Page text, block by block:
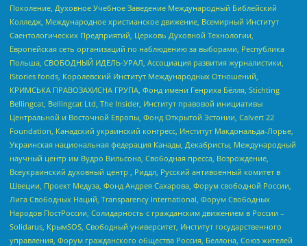
Поколение, Духовное Учебное Заведение Международный Библейский
Колледж, Международное христианское движение, Всемирный Институт
Саентологических Предприятий, Церковь Духовной Технологии,
Европейская сеть организаций по наблюдению за выборами, Республика
Польша, СВОБОДНЫЙ ИДЕЛЬ-УРАЛ, Ассоциация развития журналистики,
IStories fonds, Королевский Институт Международных Отношений,
КРИМСЬКА ПРАВОЗАХИСНА ГРУПА, Фонд имени Генриха Бёлля, Stichting
Bellingcat, Bellingcat Ltd, The Insider, Институт правовой инициативы
Центральной и Восточной Европы, Фонд Открытой Эстонии, Calvert 22
Foundation, Канадский украинский конгресс, Институт Макдональда-Лорье,
Украинская национальная федерация Канады, Декабристы, Международный
научный центр им Вудро Вильсона, Свободная пресса, Возрождение,
Всеукраинский духовный центр , Риддл, Русский антивоенный комитет в
Швеции, Проект Медуза, Фонд Андрея Сахарова, Форум свободной России,
Лига Свободных Наций, Transparеncy International, Форум Свободных
Народов ПостРоссии, Солидарность с гражданским движением в России –
Solidarus, КрымSOS, Свободный университет, Институт государственного
управления, Форум гражданского общества Россия, Беллона, Союз жителей